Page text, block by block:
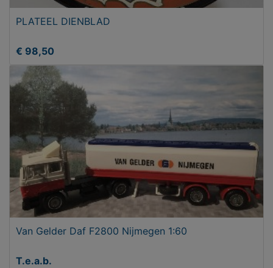
PLATEEL DIENBLAD
€ 98,50
Van Gelder Daf F2800 Nijmegen 1:60
T.e.a.b.